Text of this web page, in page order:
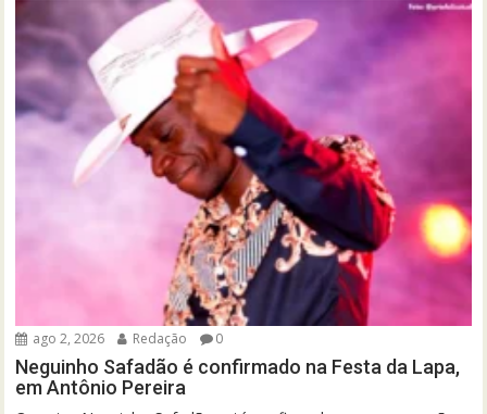
ago 2, 2026 Redação 0
Neguinho Safadão é confirmado na Festa da Lapa,
em Antônio Pereira